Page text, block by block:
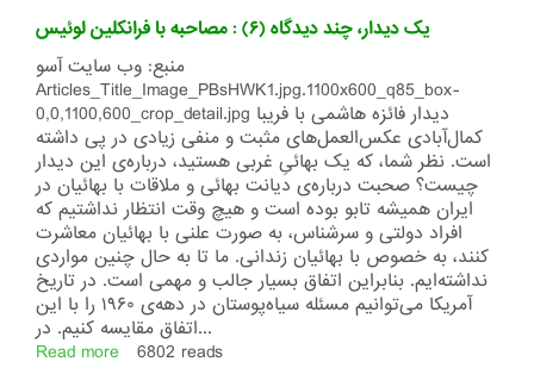
یا
پیچ
و
تابهای
غیر
مسؤولانه؟
یک دیدار، چند دیدگاه (۶) : مصاحبه با فرانکلین لوئیس
منبع: وب سایت آسو
Articles_Title_Image_PBsHWK1.jpg.1100x600_q85_box-
0,0,1100,600_crop_detail.jpg دیدار فائزه هاشمی با فریبا
کمال‌آبادی عکس‌العمل‌های مثبت و منفی زیادی در پی داشته
است. نظر شما، که یک بهائیِ غربی هستید، درباره‌ی این دیدار
چیست؟ صحبت درباره‌ی دیانت بهائی و ملاقات با بهائیان در
ایران همیشه تابو بوده ‌است و هیچ‌ وقت انتظار نداشتیم که
افراد دولتی و سرشناس، به صورت علنی با بهائیان معاشرت
کنند، به خصوص با بهائیان زندانی. ما تا به حال چنین مواردی
نداشته‌ایم. بنابراین اتفاق بسیار جالب و مهمی است. در تاریخ
آمریکا می‌توانیم مسئله سیاه‌پوستان در دهه‌ی ۱۹۶۰ را با این
اتفاق مقایسه کنیم. در...
Read more about
6802 reads